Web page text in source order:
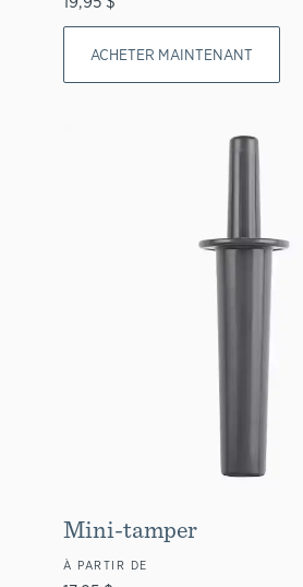
ACHETER MAINTENANT
Mini-tamper
À PARTIR DE